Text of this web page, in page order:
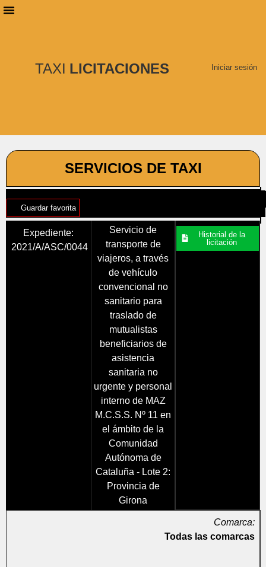
TAXI LICITACIONES Iniciar sesión
SERVICIOS DE TAXI
Guardar favorita
Expediente:
2021/A/ASC/0044
Servicio de
transporte de
viajeros, a través
de vehículo
convencional no
sanitario para
traslado de
mutualistas
beneficiarios de
asistencia
sanitaria no
urgente y personal
interno de MAZ
M.C.S.S. Nº 11 en
el ámbito de la
Comunidad
Autónoma de
Cataluña - Lote 2:
Provincia de
Girona
Historial de la
licitación
Comarca:
Todas las comarcas